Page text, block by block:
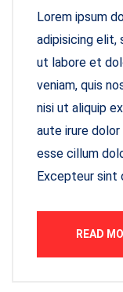
Lorem ipsum
adipisicing elit,
ut labore et
veniam, quis
nisi ut aliquip
aute irure
esse cillum
Excepteur sint
READ